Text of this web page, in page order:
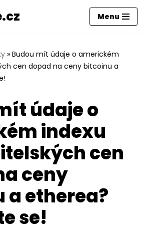
Menu
» Budou mít údaje o americkém
cen dopad na ceny bitcoinu a
údaje o
indexu
cen
ceny
a etherea?
se!